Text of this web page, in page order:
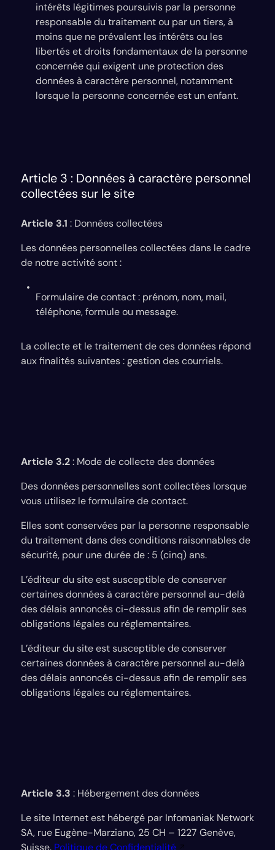
intérêts légitimes poursuivis par la personne
responsable du traitement ou par un tiers, à
moins que ne prévalent les intérêts ou les
libertés et droits fondamentaux de la personne
concernée qui exigent une protection des
données à caractère personnel, notamment
lorsque la personne concernée est un enfant.
Article 3 : Données à caractère personnel
collectées sur le site
Article 3.1 : Données collectées
Les données personnelles collectées dans le cadre
de notre activité sont :
Formulaire de contact : prénom, nom, mail,
téléphone, formule ou message.
La collecte et le traitement de ces données répond
aux finalités suivantes : gestion des courriels.
Article 3.2: Mode de collecte des données
Des données personnelles sont collectées lorsque
vous utilisez le formulaire de contact.
Elles sont conservées par la personne responsable
du traitement dans des conditions raisonnables de
sécurité, pour une durée de : 5 (cinq) ans.
L’éditeur du site est susceptible de conserver
certaines données à caractère personnel au-delà
des délais annoncés ci-dessus afin de remplir ses
obligations légales ou réglementaires.
L’éditeur du site est susceptible de conserver
certaines données à caractère personnel au-delà
des délais annoncés ci-dessus afin de remplir ses
obligations légales ou réglementaires.
Article 3.3 : Hébergement des données
Le site Internet est hébergé par Infomaniak Network
SA, rue Eugène-Marziano, 25 CH – 1227 Genève,
Suisse. Politique de Confidentialité